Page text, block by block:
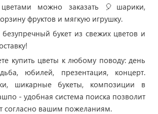
можно заказать 🎈шарики,
фруктов и мягкую игрушку.
букет из свежих цветов и
купить цветы к любому поводу: день
юбилей, презентация, концерт.
шикарные букеты, композиции в
- удобная система поиска позволит
согласно вашим пожеланиям.